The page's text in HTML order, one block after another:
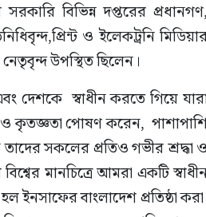
বিভিন্ন দপ্তরের প্রধানগণ,
ও ইলেকট্রনি
নেতৃবৃন্দ উপস্থিত ছিলেন।
দেশকে  স্বাধীন করতে গিয়ে যারা
ও কৃতজ্ঞতা পোষণ করেন,
সকলের প্রতিও গভীর শ্রদ্ধা ও
মানচিত্রে আমরা একটি
ইনসাফের বাংলাদেশ প্রতিষ্ঠা